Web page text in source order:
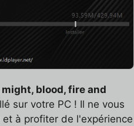
blood, fire and
sur votre PC ! Il ne vous
à profiter de l'expérience